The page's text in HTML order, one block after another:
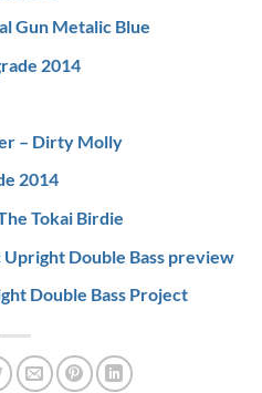
Gun Metalic Blue
2014
– Dirty Molly
2014
Tokai Birdie
Double Bass preview
Double Bass Project